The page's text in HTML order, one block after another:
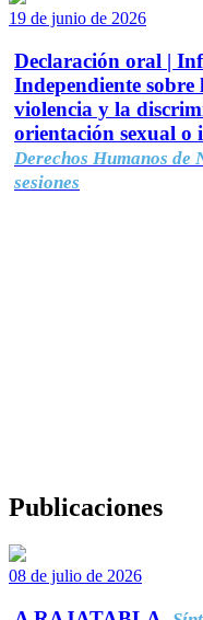
19 de junio de 2026
Declaración oral |
Independiente
violencia y la
orientación sexual o
Derechos Humanos de
sesiones
Publicaciones
08 de julio de 2026